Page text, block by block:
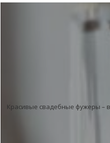
Красивые свадебные фужеры –